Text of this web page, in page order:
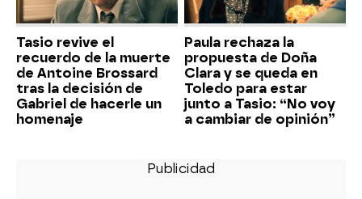
Tasio revive el
recuerdo de la muerte
de Antoine Brossard
tras la decisión de
Gabriel de hacerle un
homenaje
Paula rechaza la
propuesta de Doña
Clara y se queda en
Toledo para estar
junto a Tasio: “No voy
a cambiar de opinión”